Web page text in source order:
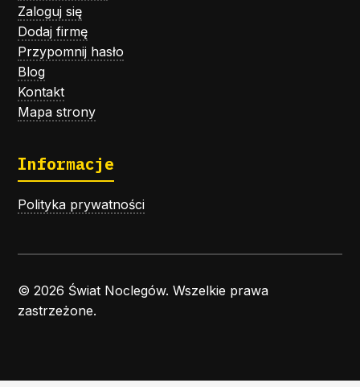
Zaloguj się
Dodaj firmę
Przypomnij hasło
Blog
Kontakt
Mapa strony
Informacje
Polityka prywatności
© 2026 Świat Noclegów. Wszelkie prawa
zastrzeżone.